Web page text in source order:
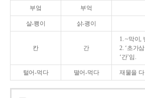
부엌 부억
살-쾡이 삵-괭이
칸 간
1. ~막이,
2. ‘초가
‘간’임.
털어-먹다 떨어-먹다 재물을